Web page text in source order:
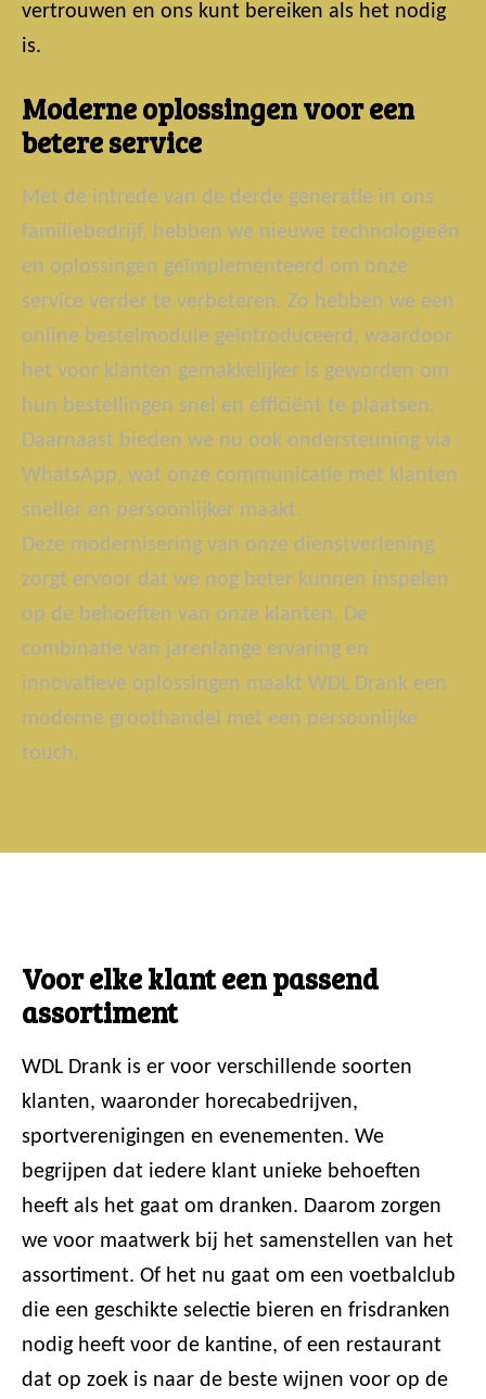
vertrouwen en ons kunt bereiken als het nodig
is.
Moderne oplossingen voor een
betere service
Met de intrede van de derde generatie in ons
familiebedrijf, hebben we nieuwe technologieën
en oplossingen geïmplementeerd om onze
service verder te verbeteren. Zo hebben we een
online bestelmodule geïntroduceerd, waardoor
het voor klanten gemakkelijker is geworden om
hun bestellingen snel en efficiënt te plaatsen.
Daarnaast bieden we nu ook ondersteuning via
WhatsApp, wat onze communicatie met klanten
sneller en persoonlijker maakt.
Deze modernisering van onze dienstverlening
zorgt ervoor dat we nog beter kunnen inspelen
op de behoeften van onze klanten. De
combinatie van jarenlange ervaring en
innovatieve oplossingen maakt WDL Drank een
moderne groothandel met een persoonlijke
touch.
Voor elke klant een passend
assortiment
WDL Drank is er voor verschillende soorten
klanten, waaronder horecabedrijven,
sportverenigingen en evenementen. We
begrijpen dat iedere klant unieke behoeften
heeft als het gaat om dranken. Daarom zorgen
we voor maatwerk bij het samenstellen van het
assortiment. Of het nu gaat om een voetbalclub
die een geschikte selectie bieren en frisdranken
nodig heeft voor de kantine, of een restaurant
dat op zoek is naar de beste wijnen voor op de